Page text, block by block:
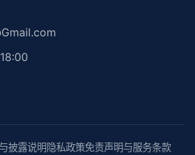
披露说明隐私政策免责声明与服务条款